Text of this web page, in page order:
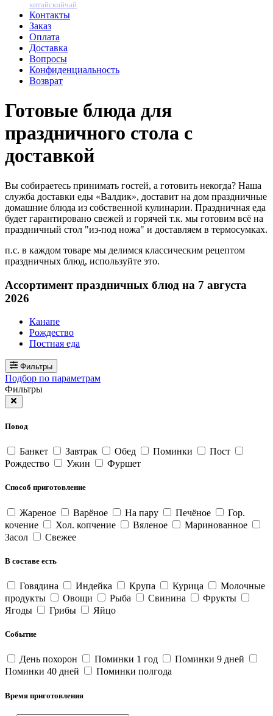
китайскийчай
Контакты
Заказ
Оплата
Доставка
Вопросы
Конфиденциальность
Возврат
Готовые блюда для
праздничного стола с
доставкой
Вы собираетесь принимать гостей, а готовить некогда? Наша
служба доставки еды «Валдик», доставит на дом праздничные
домашние блюда из собственной кулинарии. Праздничная еда
будет гарантировано свежей и горячей т.к. мы готовим всё на
праздничный стол "из-под ножа" и доставляем в термосумках.
п.с. в каждом товаре мы делимся классическим рецептом
праздничных блюд, используйте это.
Ассортимент праздничных блюд на 7 августа
2026
Канапе
Рождество
Постная еда
Фильтры
Подбор по параметрам
Фильтры
Повод
Банкет Завтрак Обед Поминки
Пост
Рождество
Ужин Фуршет
Способ приготовление
Жареное Варёное На пару Печёное
Гор.
кочение
Хол. копчение Вяленое
Маринованное
Засол
Свежее
В составе есть
Говядина Индейка Крупа Курица
Молочные
продукты
Овощи Рыба Свинина
Фрукты
Ягоды
Грибы Яйцо
Событие
День похорон Поминки 1 год
Поминки 9 дней
Поминки 40 дней
Поминки полгода
Время приготовления